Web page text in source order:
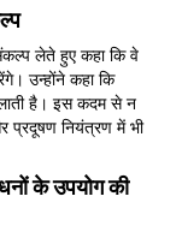
लेते हुए कहा कि वे
उन्होंने कहा कि
है। इस कदम से न
प्रदूषण नियंत्रण में भी
के उपयोग की